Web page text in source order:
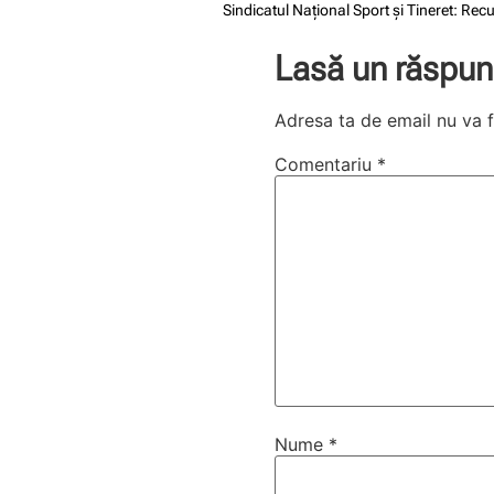
Sindicatul Național Sport și Tineret:
Lasă un
Adresa ta de email nu va
Comentariu *
Nume *